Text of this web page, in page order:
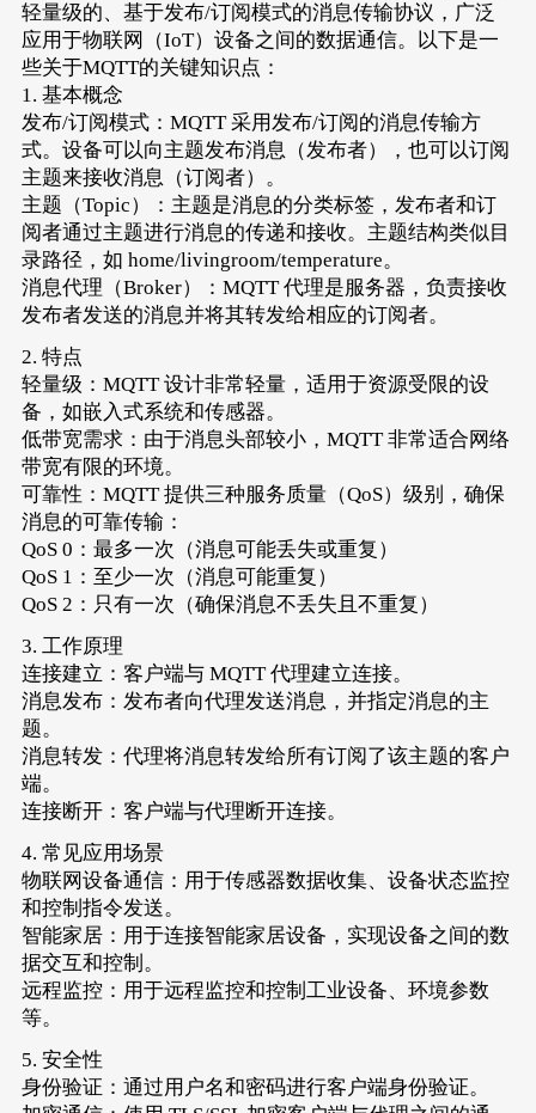
轻量级的、基于发布/订阅模式的消息传输协议，广泛
应用于物联网（IoT）设备之间的数据通信。以下是一
些关于MQTT的关键知识点：
1. 基本概念
发布/订阅模式：MQTT 采用发布/订阅的消息传输方
式。设备可以向主题发布消息（发布者），也可以订阅
主题来接收消息（订阅者）。
主题（Topic）：主题是消息的分类标签，发布者和订
阅者通过主题进行消息的传递和接收。主题结构类似目
录路径，如 home/livingroom/temperature。
消息代理（Broker）：MQTT 代理是服务器，负责接收
发布者发送的消息并将其转发给相应的订阅者。
2. 特点
轻量级：MQTT 设计非常轻量，适用于资源受限的设
备，如嵌入式系统和传感器。
低带宽需求：由于消息头部较小，MQTT 非常适合网络
带宽有限的环境。
可靠性：MQTT 提供三种服务质量（QoS）级别，确保
消息的可靠传输：
QoS 0：最多一次（消息可能丢失或重复）
QoS 1：至少一次（消息可能重复）
QoS 2：只有一次（确保消息不丢失且不重复）
3. 工作原理
连接建立：客户端与 MQTT 代理建立连接。
消息发布：发布者向代理发送消息，并指定消息的主
题。
消息转发：代理将消息转发给所有订阅了该主题的客户
端。
连接断开：客户端与代理断开连接。
4. 常见应用场景
物联网设备通信：用于传感器数据收集、设备状态监控
和控制指令发送。
智能家居：用于连接智能家居设备，实现设备之间的数
据交互和控制。
远程监控：用于远程监控和控制工业设备、环境参数
等。
5. 安全性
身份验证：通过用户名和密码进行客户端身份验证。